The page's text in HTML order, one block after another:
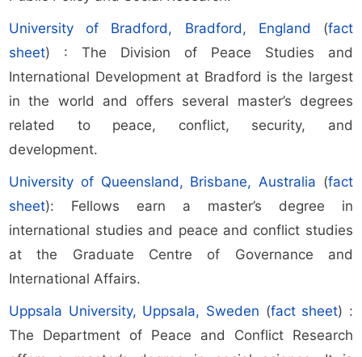
University of Bradford, Bradford, England (fact
sheet) : The Division of Peace Studies and
International Development at Bradford is the largest
in the world and offers several master’s degrees
related to peace, conflict, security, and
development.
University of Queensland, Brisbane, Australia (fact
sheet): Fellows earn a master’s degree in
international studies and peace and conflict studies
at the Graduate Centre of Governance and
International Affairs.
Uppsala University, Uppsala, Sweden (fact sheet) :
The Department of Peace and Conflict Research